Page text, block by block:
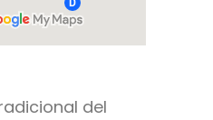
del